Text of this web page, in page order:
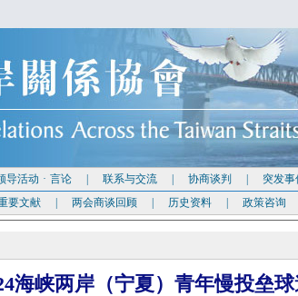
导活动 · 言论 联系与交流 协商谈判 突发事
要文献 两会商谈回顾 历史资料 政策咨询
海峡两岸（宁夏）青年慢投垒